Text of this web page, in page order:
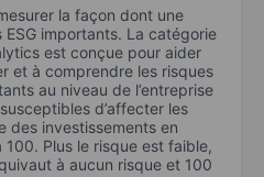
la façon dont une
importants. La catégorie
est conçue pour aider
et à comprendre les risques
au niveau de l’entreprise
d’affecter les
des investissements en
100. Plus le risque est faible,
à aucun risque et 100